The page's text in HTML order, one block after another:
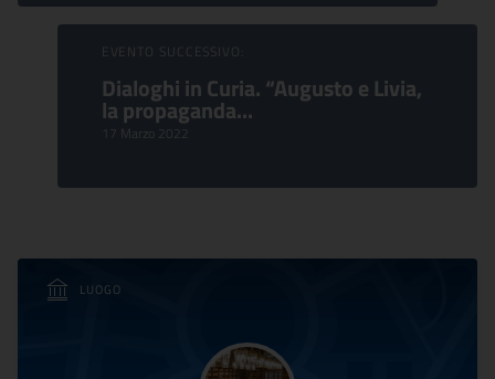
EVENTO SUCCESSIVO:
Dialoghi in Curia. “Augusto e Livia,
la propaganda...
17 Marzo 2022
LUOGO